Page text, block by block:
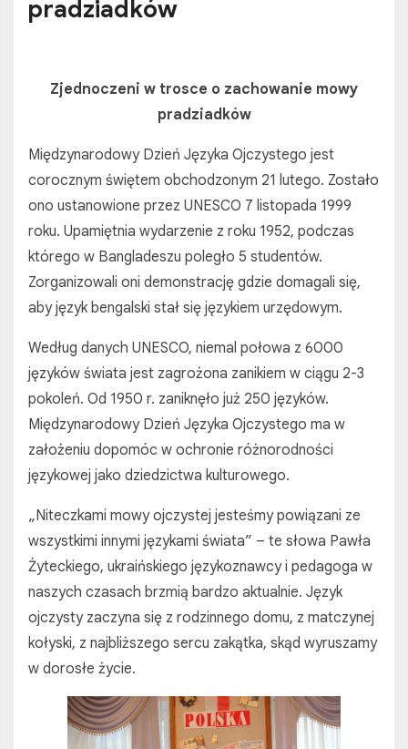
pradziadków
Zjednoczeni w trosce o zachowanie mowy
pradziadków
Międzynarodowy Dzień Języka Ojczystego jest
corocznym świętem obchodzonym 21 lutego. Zostało
ono ustanowione przez UNESCO 7 listopada 1999
roku. Upamiętnia wydarzenie z roku 1952, podczas
którego w Bangladeszu poległo 5 studentów.
Zorganizowali oni demonstrację gdzie domagali się,
aby język bengalski stał się językiem urzędowym.
Według danych UNESCO, niemal połowa z 6000
języków świata jest zagrożona zanikiem w ciągu 2-3
pokoleń. Od 1950 r. zaniknęło już 250 języków.
Międzynarodowy Dzień Języka Ojczystego ma w
założeniu dopomóc w ochronie różnorodności
językowej jako dziedzictwa kulturowego.
„Niteczkami mowy ojczystej jesteśmy powiązani ze
wszystkimi innymi językami świata” – te słowa Pawła
Żyteckiego, ukraińskiego językoznawcy i pedagoga w
naszych czasach brzmią bardzo aktualnie. Język
ojczysty zaczyna się z rodzinnego domu, z matczynej
kołyski, z najbliższego sercu zakątka, skąd wyruszamy
w dorosłe życie.